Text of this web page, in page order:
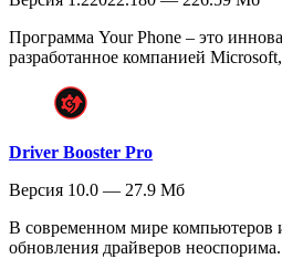
Программа Your Phone – это
разработанное компанией
Driver Booster Pro
Версия 10.0 — 27.9 Мб
В современном мире компьютеров
обновления драйверов